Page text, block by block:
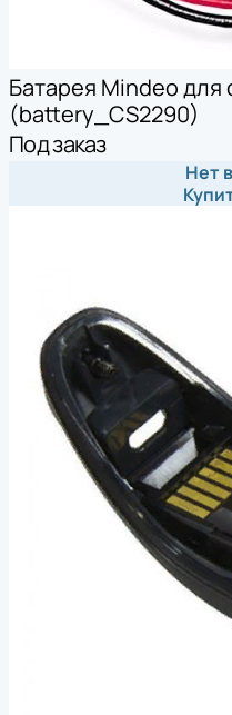
Батарея Mindeo для
(battery_CS2290)
Под заказ
Нет